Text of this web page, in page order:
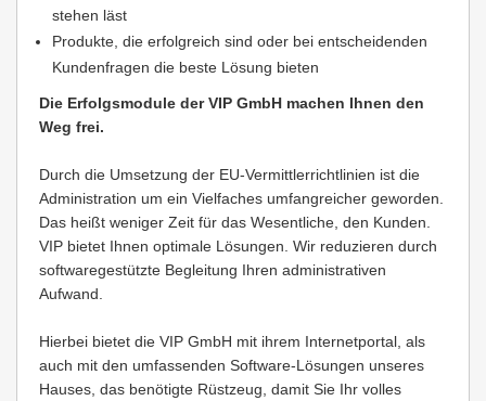
stehen läst
Produkte, die erfolgreich sind oder bei entscheidenden
Kundenfragen die beste Lösung bieten
Die Erfolgsmodule der VIP GmbH machen Ihnen den
Weg frei.
Durch die Umsetzung der EU-Vermittlerrichtlinien ist die
Administration um ein Vielfaches umfangreicher geworden.
Das heißt weniger Zeit für das Wesentliche, den Kunden.
VIP bietet Ihnen optimale Lösungen. Wir reduzieren durch
softwaregestützte Begleitung Ihren administrativen
Aufwand.
Hierbei bietet die VIP GmbH mit ihrem Internetportal, als
auch mit den umfassenden Software-Lösungen unseres
Hauses, das benötigte Rüstzeug, damit Sie Ihr volles